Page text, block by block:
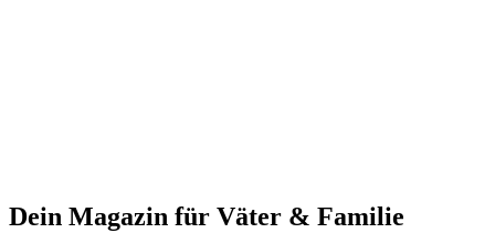
Dein Magazin für Väter & Familie